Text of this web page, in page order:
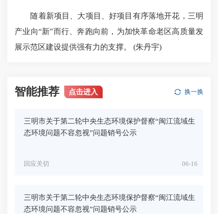
随着新项目、大项目、好项目有序落地开花，三明
产业向“新”而行、奔跑向前，为加快革命老区高质量发
展示范区建设提供强有力的支撑。 (朱丹宇)
智能推荐 点击进入 换一换
三明市关于第二轮中央生态环境保护督察“闽江流域生
态环境问题不容忽视”问题销号公示
06-16
回应关切
三明市关于第二轮中央生态环境保护督察“闽江流域生
态环境问题不容忽视”问题销号公示